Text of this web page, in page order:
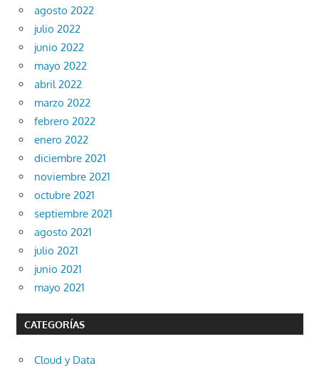
agosto 2022
julio 2022
junio 2022
mayo 2022
abril 2022
marzo 2022
febrero 2022
enero 2022
diciembre 2021
noviembre 2021
octubre 2021
septiembre 2021
agosto 2021
julio 2021
junio 2021
mayo 2021
CATEGORÍAS
Cloud y Data